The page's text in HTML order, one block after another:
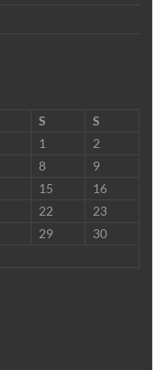
S
S
1
2
8
9
15
16
22
23
29
30